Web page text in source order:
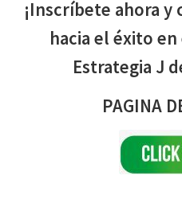
¡Inscríbete ahora y
hacia el éxito
Estrategia J
PAGINA